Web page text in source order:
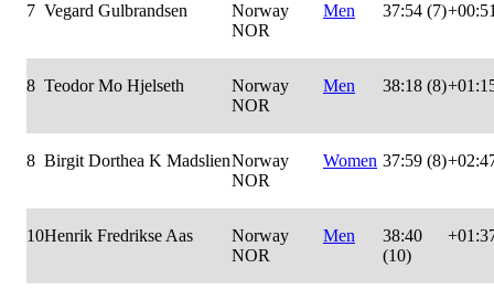
7 Vegard Gulbrandsen
Norway
NOR
Men 37:54 (7)
8 Teodor Mo Hjelseth
Norway
NOR
Men 38:18 (8)
8 Birgit Dorthea K MadslienNorway
NOR
Women 37:59 (8)
10Henrik Fredrikse Aas
Norway
NOR
Men
38:40
(10)